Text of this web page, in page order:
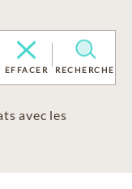
EFFACER RECHERCHE
avec les